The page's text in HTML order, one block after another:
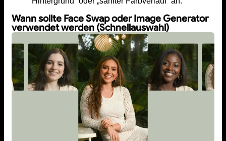
Wann sollte Face Swap oder Image Generator
verwendet werden (Schnellauswahl)